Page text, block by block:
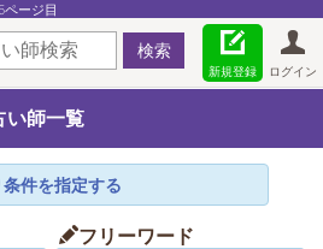
ージ目
ログイン
新規登録
い師一覧
条件を指定する
フリーワード